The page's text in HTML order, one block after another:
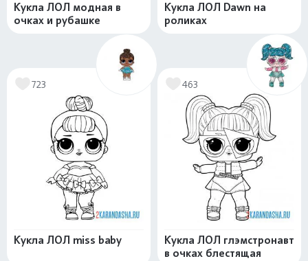
Кукла ЛОЛ модная в
очках и рубашке
Кукла ЛОЛ Dawn на
роликах
723
Кукла ЛОЛ miss baby
463
Кукла ЛОЛ глэмстронавт
в очках блестящая